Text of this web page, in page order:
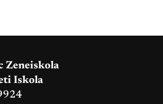
Zeneiskola
Iskola